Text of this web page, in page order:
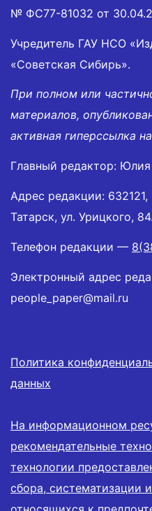
№ ФС77-81032 от
Учредитель ГАУ НСО
«Советская Сибирь».
При полном или
материалов,
активная гиперссылка
Главный редактор:
Адрес редакции:
Татарск, ул. Урицкого, 84.
Телефон редакции —
Электронный адрес
people_paper@mail.ru
Политика
данных
На информационном
рекомендательные
технологии
сбора, систематизации